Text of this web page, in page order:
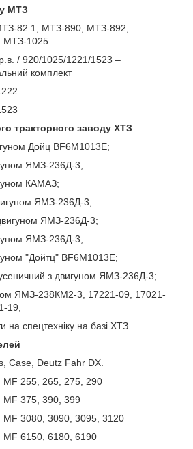
МТЗ
82.1, МТЗ-890, МТЗ-892,
МТЗ-1025
/ 920/1025/1221/1523 –
комплект
тракторного заводу ХТЗ
Дойц BF6M1013E;
ЯМЗ-236Д-3;
КАМАЗ;
ЯМЗ-236Д-3;
ЯМЗ-236Д-3;
ЯМЗ-236Д-3;
"Дойтц" BF6M1013E;
з двигуном ЯМЗ-236Д-3;
ЯМЗ-238КМ2-3, 17221-09, 17021-
19,
на спецтехніку на базі ХТЗ.
Case, Deutz Fahr DX.
MF 255, 265, 275, 290
MF 375, 390, 399
MF 3080, 3090, 3095, 3120
MF 6150, 6180, 6190